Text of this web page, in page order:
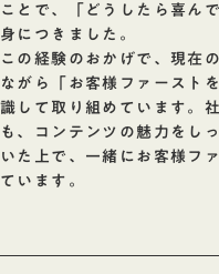
ことで、「どうしたら喜ん
身につきました。
この経験のおかげで、現在
ながら「お客様ファースト
識して取り組めています。
も、コンテンツの魅力をし
いた上で、一緒にお客様フ
ています。